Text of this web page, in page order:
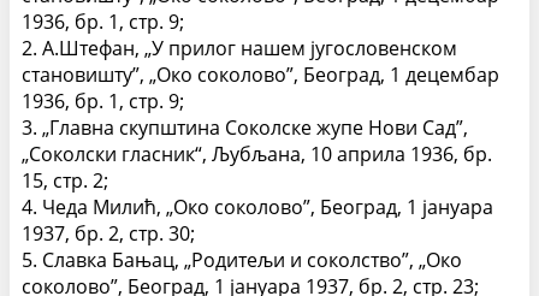
1936, бр. 1, стр. 9;
2. А.Штефан, „У прилог нашем југословенском
становишту”, „Око соколово”, Београд, 1 децембар
1936, бр. 1, стр. 9;
3. „Главна скупштина Соколске жупе Нови Сад”,
„Соколски гласник“, Љубљана, 10 априла 1936, бр.
15, стр. 2;
4. Чеда Милић, „Око соколово”, Београд, 1 јануара
1937, бр. 2, стр. 30;
5. Славка Бањац, „Родитељи и соколство”, „Око
соколово”, Београд, 1 јануара 1937, бр. 2, стр. 23;